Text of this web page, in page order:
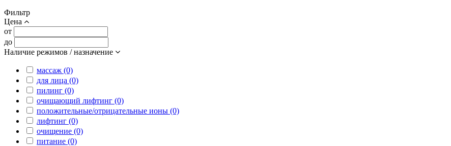
Фильтр
Цена
от
до
Наличие режимов / назначение
массаж (0)
для лица (0)
пилинг (0)
очищающий лифтинг (0)
положительные/отрицательные ионы (0)
лифтинг (0)
очищение (0)
питание (0)